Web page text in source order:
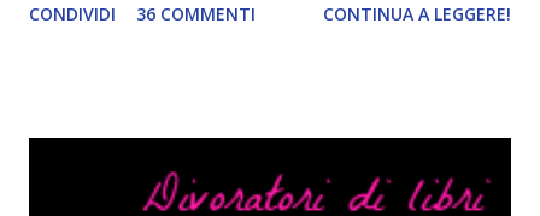
troppo creare un nuovo banner xD Nella puntata di oggi vi
RAGAZZI nei libri hanno i capelli arruffati. Vabbè, c'è crisi, il
CONDIVIDI 36 COMMENTI CONTINUA A LEGGERE!